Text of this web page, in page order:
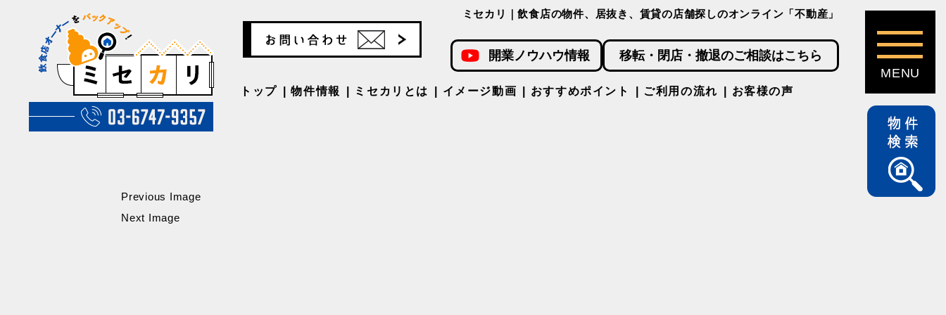
ミセカリ｜飲食店の物件、居抜き、賃貸の店舗探しのオンライン「不動産」
開業ノウハウ情報 移転・閉店・撤退のご相談はこちら
トップ 物件情報 ミセカリとは イメージ動画 おすすめポイント ご利用の流れ お客様の声
Previous Image
Next Image